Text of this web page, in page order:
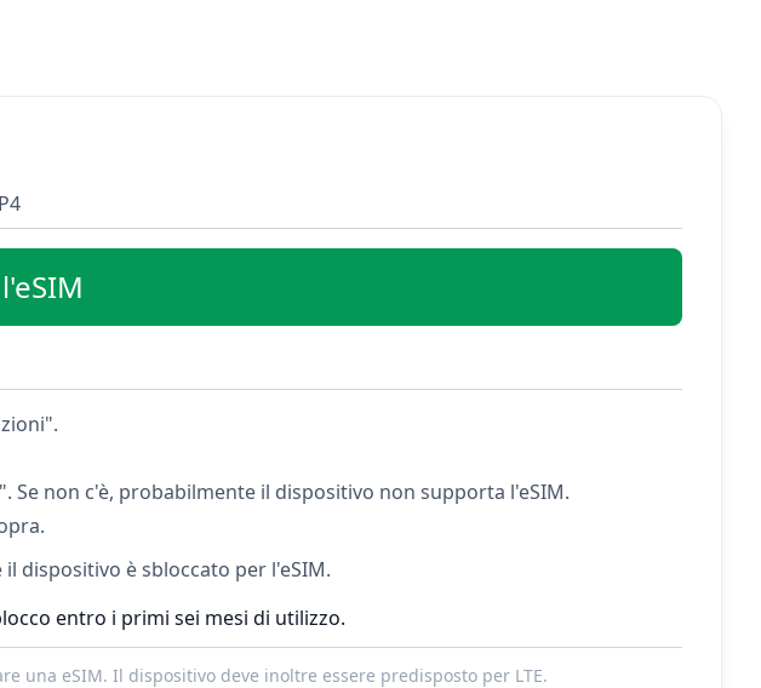
Se non c'è, probabilmente il dispositivo non supporta l'eSIM.
dispositivo è sbloccato per l'eSIM.
entro i primi sei mesi di utilizzo.
una eSIM. Il dispositivo deve inoltre essere predisposto per LTE.